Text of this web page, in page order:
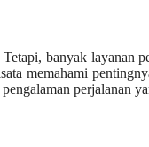
banyak layanan
memahami
perjalanan